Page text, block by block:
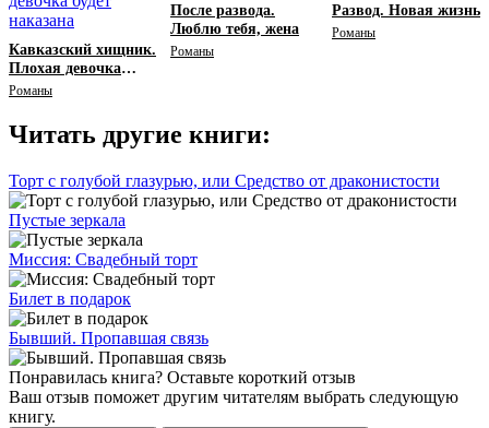
Кавказский хищник.
Плохая девочка
будет наказана
Романы
После развода.
Люблю тебя, жена
Романы
Развод. Новая жизнь
Романы
Читать другие книги:
Торт с голубой глазурью, или Средство от драконистости
Пустые зеркала
Миссия: Свадебный торт
Билет в подарок
Бывший. Пропавшая связь
Понравилась книга? Оставьте короткий отзыв
Ваш отзыв поможет другим читателям выбрать следующую
книгу.